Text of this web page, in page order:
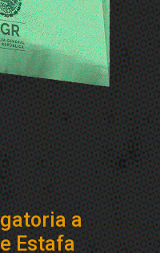
a
Estafa